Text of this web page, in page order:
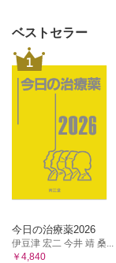
ベストセラー
1
今日の治療薬2026
伊豆津 宏二 今井 靖 桑...
￥4,840